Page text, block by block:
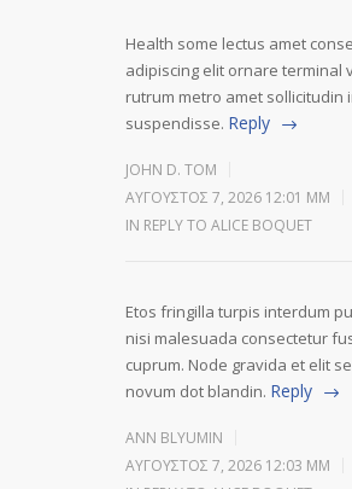
Health some lectus amet
adipiscing elit ornare terminal
rutrum metro amet sollicitudin
suspendisse. Reply
JOHN D. TOM
ΑΎΓΟΥΣΤΟΣ 7, 2026 12:01 ΜΜ
IN REPLY TO ALICE BOQUET
Etos fringilla turpis interdum
nisi malesuada consectetur
cuprum. Node gravida et elit
novum dot blandin. Reply
ANN BLYUMIN
ΑΎΓΟΥΣΤΟΣ 7, 2026 12:03 ΜΜ